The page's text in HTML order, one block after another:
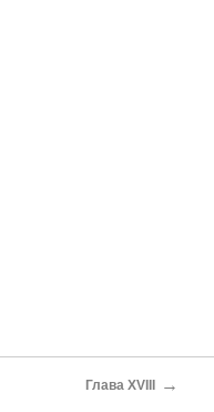
Глава XVIII →